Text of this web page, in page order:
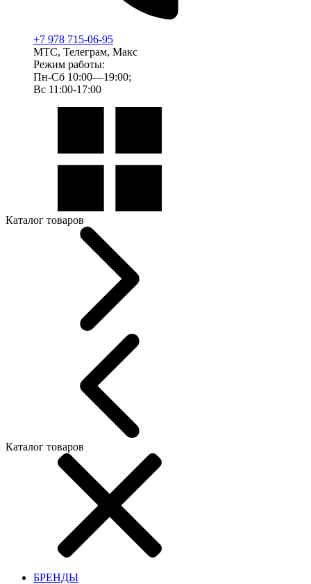
+7 978 715-06-95
МТС, Телеграм, Макс
Режим работы:
Пн-Сб 10:00—19:00;
Вс 11:00-17:00
Каталог товаров
Каталог товаров
БРЕНДЫ